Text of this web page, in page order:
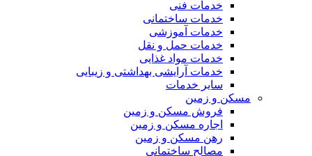
خدمات فنی
خدمات ساختمانی
خدمات آموزشی
خدمات حمل و نقل
خدمات مواد غذایی
خدمات آرایشی بهداشتی و زیبایی
سایر خدمات
مسکن و زمین
فروش مسکن و زمین
اجاره مسکن و زمین
رهن مسکن و زمین
مصالح ساختمانی